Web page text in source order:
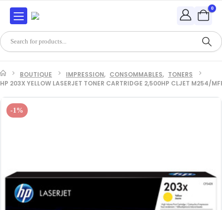
0
BOUTIQUE IMPRESSION, CONSOMMABLES, TONERS
HP 203X YELLOW LASERJET TONER CARTRIDGE 2,500HP CLJET M254/
-1%